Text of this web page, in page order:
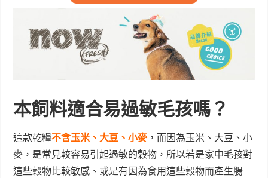
本飼料適合易過敏毛孩嗎？
這款乾糧不含玉米、大豆、小麥，而因為玉米、大豆、小
麥，是常見較容易引起過敏的穀物，所以若是家中毛孩對
這些穀物比較敏感、或是有因為食用這些穀物而產生腸